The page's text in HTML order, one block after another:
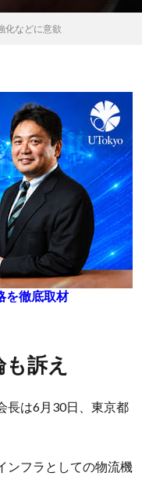
化などに意欲
を徹底取材
訴え
長は6月30日、東京都
ンフラとしての物流機